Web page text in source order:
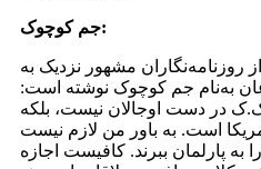
جم کوچوک:
روزنامه‌نگاران مشهور نزدیک به
به‌نام جم کوچوک نوشته است:
در دست اوجالان نیست، بلکه
است. به باور من لازم نیست
را به پارلمان ببرند. کافیست اجازه